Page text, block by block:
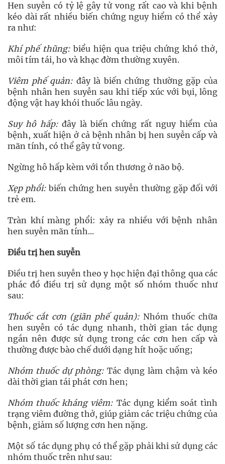
Hen suyễn có tỷ lệ gây tử vong rất cao và khi bệnh
kéo dài rất nhiều biến chứng nguy hiểm có thể xảy
ra như:
Khí phế thũng: biểu hiện qua triệu chứng khó thở,
môi tím tái, ho và khạc đờm thường xuyên.
Viêm phế quản: đây là biến chứng thường gặp của
bệnh nhân hen suyễn sau khi tiếp xúc với bụi, lông
động vật hay khói thuốc lâu ngày.
Suy hô hấp:đây là biến chứng rất nguy hiểm của
bệnh, xuất hiện ở cả bệnh nhân bị hen suyễn cấp và
mãn tính, có thể gây tử vong.
Ngừng hô hấp kèm với tổn thương ở não bộ.
Xẹp phổi: biến chứng hen suyễn thường gặp đối với
trẻ em.
Tràn khí màng phổi: xảy ra nhiều với bệnh nhân
hen suyễn mãn tính...
Điều trị hen suyễn
Điều trị hen suyễn theo y học hiện đại thông qua các
phác đồ điều trị sử dụng một số nhóm thuốc như
sau:
Thuốc cắt cơn (giãn phế quản): Nhóm thuốc chữa
hen suyễn có tác dụng nhanh, thời gian tác dụng
ngắn nên được sử dụng trong các cơn hen cấp và
thường được bào chế dưới dạng hít hoặc uống;
Nhóm thuốc dự phòng: Tác dụng làm chậm và kéo
dài thời gian tái phát cơn hen;
Nhóm thuốc kháng viêm: Tác dụng kiểm soát tình
trạng viêm đường thở, giúp giảm các triệu chứng của
bệnh, giảm số lượng cơn hen nặng.
Một số tác dụng phụ có thể gặp phải khi sử dụng các
nhóm thuốc trên như sau: